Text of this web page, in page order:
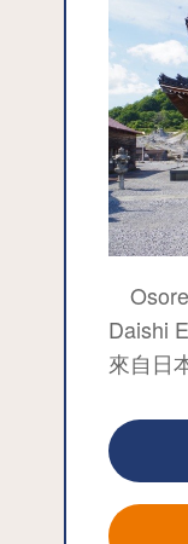
11 月
日期依
舊大湊
位於睦
外許多
要目的
大湊水
地區最
高的
為國家
堰「沁
北洋館
光部的
現在
館。 館
Daishi
來自日
秋季朝
念親人
上山
传。